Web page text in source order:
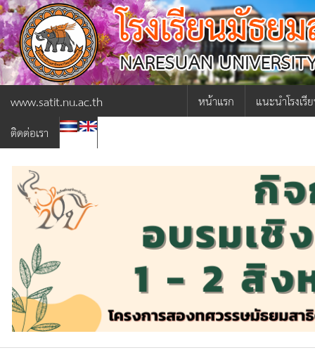
www.satit.nu.ac.th หน้าแรก
แนะนำโรงเรี
ภารกิจผู้อำน
ประวัติโรงเรี
โครงสร้างก
เกี่ยวกับโรงเ
ติดต่อเรา